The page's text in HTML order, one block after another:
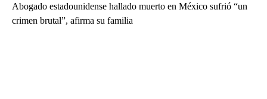
Abogado estadounidense hallado muerto en México sufrió “un
crimen brutal”, afirma su familia